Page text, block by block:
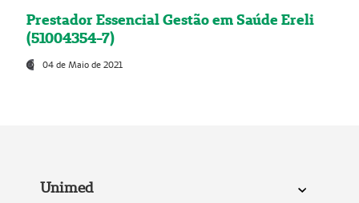
Prestador Essencial Gestão em Saúde Ereli
(51004354-7)
04 de Maio de 2021
Unimed